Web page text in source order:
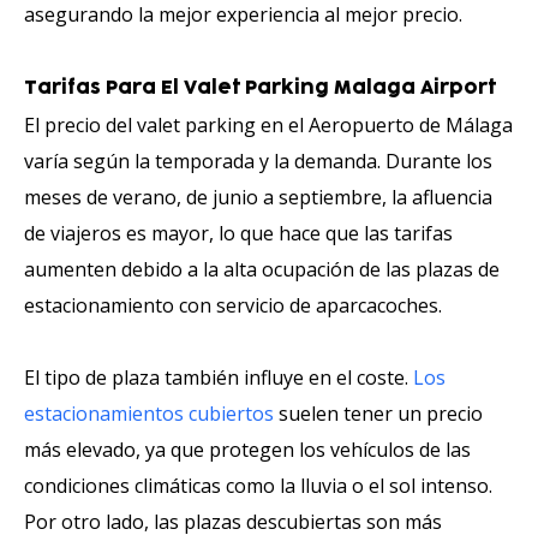
asegurando la mejor experiencia al mejor precio.
Tarifas Para El Valet Parking Malaga Airport
El precio del valet parking en el Aeropuerto de Málaga
varía según la temporada y la demanda. Durante los
meses de verano, de junio a septiembre, la afluencia
de viajeros es mayor, lo que hace que las tarifas
aumenten debido a la alta ocupación de las plazas de
estacionamiento con servicio de aparcacoches.
El tipo de plaza también influye en el coste. Los
estacionamientos cubiertos suelen tener un precio
más elevado, ya que protegen los vehículos de las
condiciones climáticas como la lluvia o el sol intenso.
Por otro lado, las plazas descubiertas son más